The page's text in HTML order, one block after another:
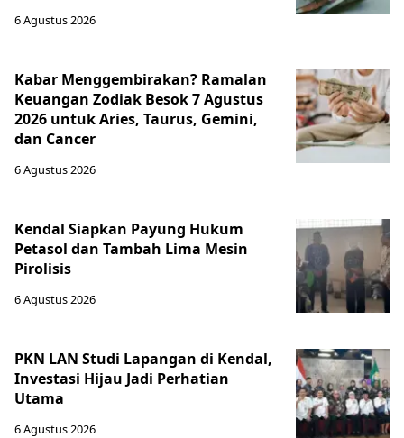
6 Agustus 2026
Kabar Menggembirakan? Ramalan
Keuangan Zodiak Besok 7 Agustus
2026 untuk Aries, Taurus, Gemini,
dan Cancer
6 Agustus 2026
Kendal Siapkan Payung Hukum
Petasol dan Tambah Lima Mesin
Pirolisis
6 Agustus 2026
PKN LAN Studi Lapangan di Kendal,
Investasi Hijau Jadi Perhatian
Utama
6 Agustus 2026